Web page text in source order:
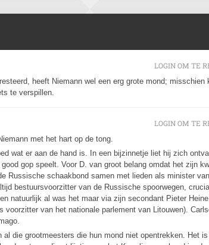
heeft Niemann wel een erg grote mond; misschien
te verspillen.
LOGIN OM TE
met het hart op de tong.
wat er aan de hand is. In een bijzinnetje liet hij zich
gop speelt. Voor D. van groot belang omdat het zijn
Russische schaakbond samen met lieden als minister
bestuursvoorzitter van de Russische spoorwegen,
natuurlijk al was het maar via zijn secondant Pieter
van het nationale parlement van Litouwen).
al die grootmeesters die hun mond niet opentrekken. Het
LOGIN OM TE